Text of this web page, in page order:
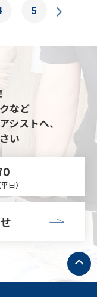
5
など
シストへ、
い
日）
ト
ッ
プ
へ